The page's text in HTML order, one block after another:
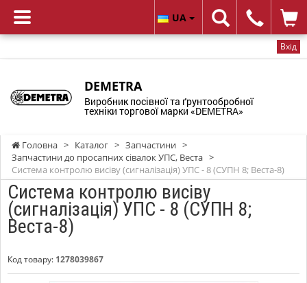
Вхід
DEMETRA
Виробник посівної та ґрунтообробної
техніки торгової марки «DEMETRA»
UA
Головна > Каталог > Запчастини >
Запчастини до просапних сівалок УПС, Веста >
Система контролю висіву (сигналізація) УПС - 8 (СУПН 8; Веста-8)
Система контролю висіву
(сигналізація) УПС - 8 (СУПН 8;
Веста-8)
Код товару: 1278039867